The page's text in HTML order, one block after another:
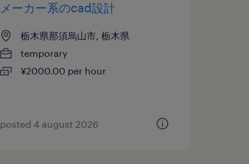
メーカー系のcad設計
栃木県那須烏山市, 栃木県
temporary
¥2000.00 per hour
posted 4 august 2026